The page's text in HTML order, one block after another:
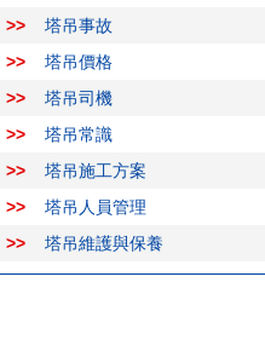
>>
塔吊事故
>>
塔吊價格
>>
塔吊司機
>>
塔吊常識
>>
塔吊施工方案
>>
塔吊人員管理
>>
塔吊維護與保養